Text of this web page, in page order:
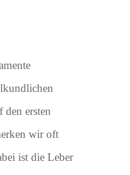
ersten
wir oft
ist die Leber